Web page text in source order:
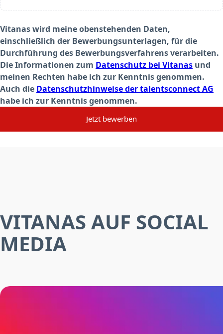
Vitanas wird meine obenstehenden Daten,
einschließlich der Bewerbungsunterlagen, für die
Durchführung des Bewerbungsverfahrens verarbeiten.
Die Informationen zum Datenschutz bei Vitanas und
meinen Rechten habe ich zur Kenntnis genommen.
Auch die Datenschutzhinweise der talentsconnect AG
habe ich zur Kenntnis genommen.
Jetzt bewerben
VITANAS AUF SOCIAL
MEDIA